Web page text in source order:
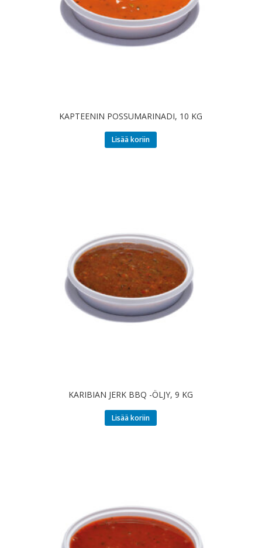
KAPTEENIN POSSUMARINADI, 10 KG
Lisää koriin
KARIBIAN JERK BBQ -ÖLJY, 9 KG
Lisää koriin